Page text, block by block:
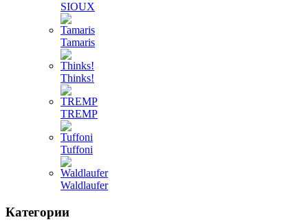
SIOUX
Tamaris
Thinks!
TREMP
Tuffoni
Waldlaufer
Категории